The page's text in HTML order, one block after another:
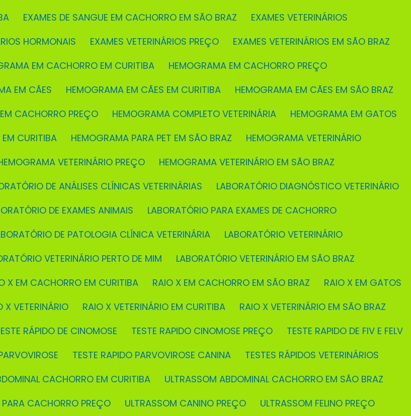
EXAMES DE SANGUE EM CACHORRO EM SÃO BRAZ
EXAMES VETERINÁRIOS
HORMONAIS EXAMES VETERINÁRIOS PREÇO
EXAMES VETERINÁRIOS EM SÃO BRAZ
EM CACHORRO EM CURITIBA
HEMOGRAMA EM CACHORRO PREÇO
EM CÃES HEMOGRAMA EM CÃES EM CURITIBA
HEMOGRAMA EM CÃES EM SÃO BRAZ
CACHORRO PREÇO HEMOGRAMA COMPLETO VETERINÁRIA
HEMOGRAMA EM GATOS
EM CURITIBA HEMOGRAMA PARA PET EM SÃO BRAZ
HEMOGRAMA VETERINÁRIO
HEMOGRAMA VETERINÁRIO PREÇO
HEMOGRAMA VETERINÁRIO EM SÃO BRAZ
DE ANÁLISES CLÍNICAS VETERINÁRIAS
LABORATÓRIO DIAGNÓSTICO VETERINÁRIO
DE EXAMES ANIMAIS
LABORATÓRIO PARA EXAMES DE CACHORRO
DE PATOLOGIA CLÍNICA VETERINÁRIA
LABORATÓRIO VETERINÁRIO
VETERINÁRIO PERTO DE MIM
LABORATÓRIO VETERINÁRIO EM SÃO BRAZ
X EM CACHORRO EM CURITIBA RAIO X EM CACHORRO EM SÃO BRAZ
RAIO X EM GATOS
X VETERINÁRIO RAIO X VETERINÁRIO EM CURITIBA
RAIO X VETERINÁRIO EM SÃO BRAZ
TESTE RÁPIDO DE CINOMOSE TESTE RAPIDO CINOMOSE PREÇO
TESTE RAPIDO DE FIV E FELV
TESTE RAPIDO PARVOVIROSE CANINA
TESTES RÁPIDOS VETERINÁRIOS
CACHORRO EM CURITIBA
ULTRASSOM ABDOMINAL CACHORRO EM SÃO BRAZ
PARA CACHORRO PREÇO ULTRASSOM CANINO PREÇO
ULTRASSOM FELINO PREÇO